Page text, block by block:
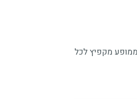
ליהנות ממופע מקפיץ לכל